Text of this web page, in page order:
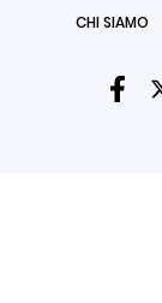
CHI SIAMO